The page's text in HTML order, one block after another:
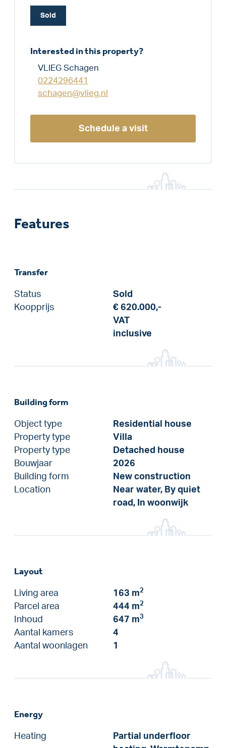
Sold
Interested in this property?
VLIEG Schagen
0224296441
schagen@vlieg.nl
Schedule a visit
Features
Transfer
Status
Sold
Koopprijs
€ 620.000,-
VAT
inclusive
Building form
Object type
Residential house
Property type
Villa
Property type
Detached house
Bouwjaar
2026
Building form
New construction
Location
Near water, By quiet
road, In woonwijk
Layout
Living area 163 m2
Parcel area 444 m2
Inhoud 647 m3
Aantal kamers
4
Aantal woonlagen
1
Energy
Heating
Partial underfloor